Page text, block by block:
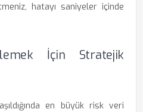
hatayı saniyeler içinde
İçin Stratejik
en büyük risk veri